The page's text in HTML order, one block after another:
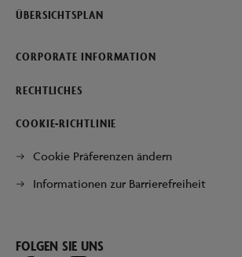
ÜBERSICHTSPLAN
CORPORATE INFORMATION
RECHTLICHES
COOKIE-RICHTLINIE
Cookie Präferenzen ändern
Informationen zur Barrierefreiheit
FOLGEN SIE UNS